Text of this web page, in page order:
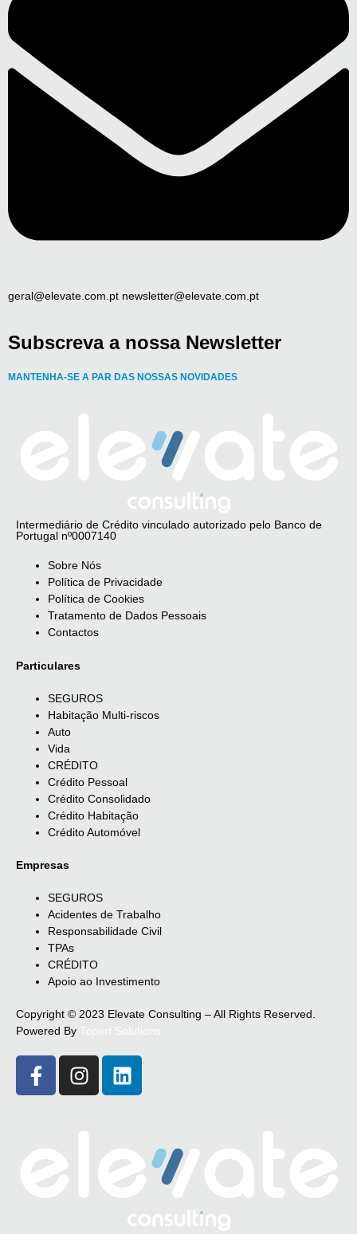
geral@elevate.com.pt newsletter@elevate.com.pt
Subscreva a nossa Newsletter
MANTENHA-SE A PAR DAS NOSSAS NOVIDADES
Intermediário de Crédito vinculado autorizado pelo Banco de
Portugal nº0007140
Sobre Nós
Política de Privacidade
Política de Cookies
Tratamento de Dados Pessoais
Contactos
Particulares
SEGUROS
Habitação Multi-riscos
Auto
Vida
CRÉDITO
Crédito Pessoal
Crédito Consolidado
Crédito Habitação
Crédito Automóvel
Empresas
SEGUROS
Acidentes de Trabalho
Responsabilidade Civil
TPAs
CRÉDITO
Apoio ao Investimento
Copyright © 2023 Elevate Consulting – All Rights Reserved.
Powered By